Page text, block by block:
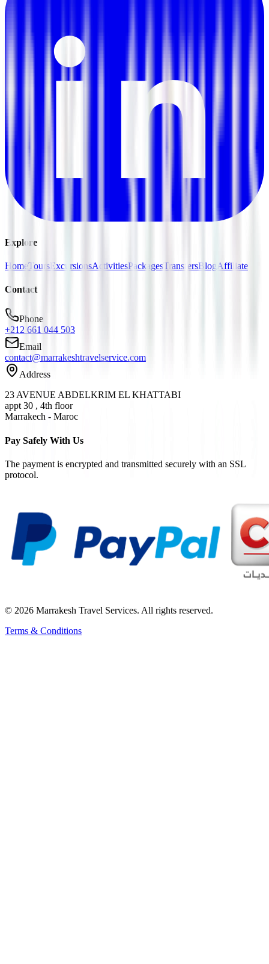
Explore
HomeToursExcursionsActivitiesPackagesTransfersBlogAffiliate
Contact
Phone
+212 661 044 503
Email
contact@marrakeshtravelservice.com
Address
23 AVENUE ABDELKRIM EL KHATTABI
appt 30 , 4th floor
Marrakech - Maroc
Pay Safely With Us
The payment is encrypted and transmitted securely with an SSL
protocol.
© 2026 Marrakesh Travel Services. All rights reserved.
Terms & Conditions